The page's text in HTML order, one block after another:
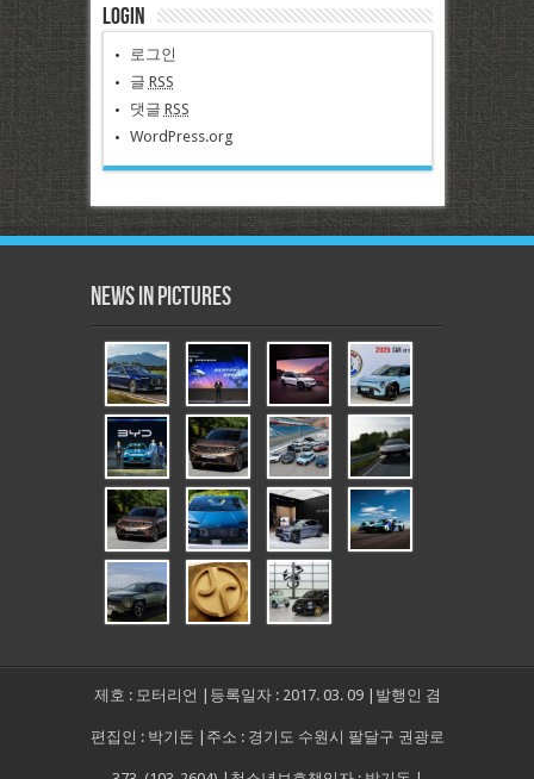
Login
로그인
글 RSS
댓글 RSS
WordPress.org
News in Pictures
제호 : 모터리언 |등록일자 : 2017. 03. 09 |발행인 겸
편집인 : 박기돈 |주소 : 경기도 수원시 팔달구 권광로